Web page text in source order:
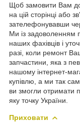
Щоб замовити Вам
на цій сторінці або
зателефонувавши
Ми із задоволенням
наших фахівців і
разі, коли ремонт
запчастини, яка з
нашому інтернет-
купівлю, а ми так
ви змогли отримати
яку точку України.
Приховати